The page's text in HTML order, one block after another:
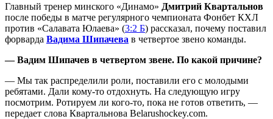
Главный тренер минского «Динамо» Дмитрий Квартальнов
после победы в матче регулярного чемпионата Фонбет КХЛ
против «Салавата Юлаева» (3:2 Б) рассказал, почему поставил
форварда Вадима Шипачева в четвертое звено команды.
— Вадим Шипачев в четвертом звене. По какой причине?
— Мы так распределили роли, поставили его с молодыми
ребятами. Дали кому-то отдохнуть. На следующую игру
посмотрим. Ротируем ли кого-то, пока не готов ответить, —
передает слова Квартальнова Belarushockey.com.